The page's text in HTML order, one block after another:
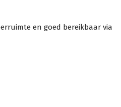
en goed bereikbaar via